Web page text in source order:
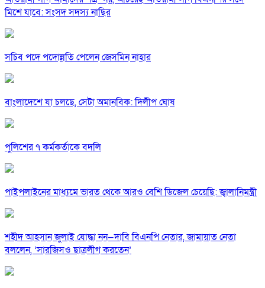
মিশে যাবে: সংসদ সদস্য নাছির
সচিব পদে পদোন্নতি পেলেন জেসমিন নাহার
বাংলাদেশে যা চলছে, সেটা অমানবিক: দিলীপ ঘোষ
পুলিশের ৭ কর্মকর্তাকে বদলি
পাইপলাইনের মাধ্যমে ভারত থেকে আরও বেশি ডিজেল চেয়েছি: জ্বালানিমন্ত্রী
শহীদ আহসান জুলাই যোদ্ধা নন—দাবি বিএনপি নেতার, জামায়াত নেতা
বললেন, ‘সারজিসও ছাত্রলীগ করতেন’